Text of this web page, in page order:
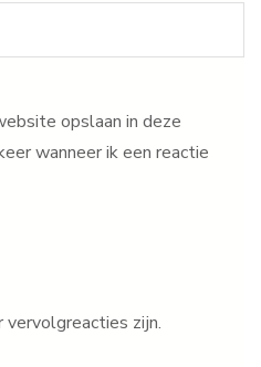
opslaan in deze
wanneer ik een reactie
vervolgreacties zijn.